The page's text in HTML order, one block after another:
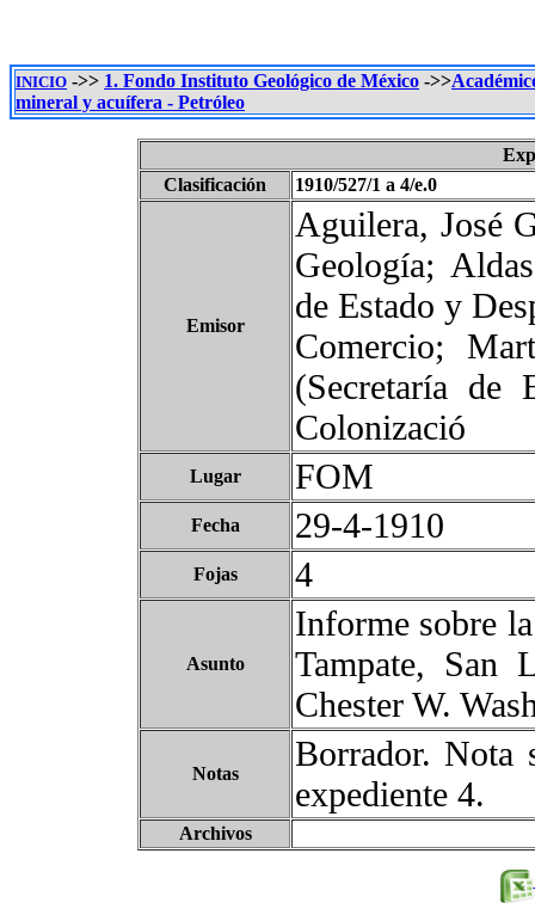
INICIO ->> 1. Fondo Instituto Geológico de México ->>
mineral y acuífera - Petróleo
Clasificación
1910/527/1 a 4/e.0
Emisor
Aguilera, José
Geología;
de Estado y
Comercio;
(Secretaría de
Colonizació
Lugar FOM
Fecha 29-4-1910
Fojas 4
Asunto
Informe sobre
Tampate, San
Chester W.
Notas
Borrador. Nota
expediente 4.
Archivos